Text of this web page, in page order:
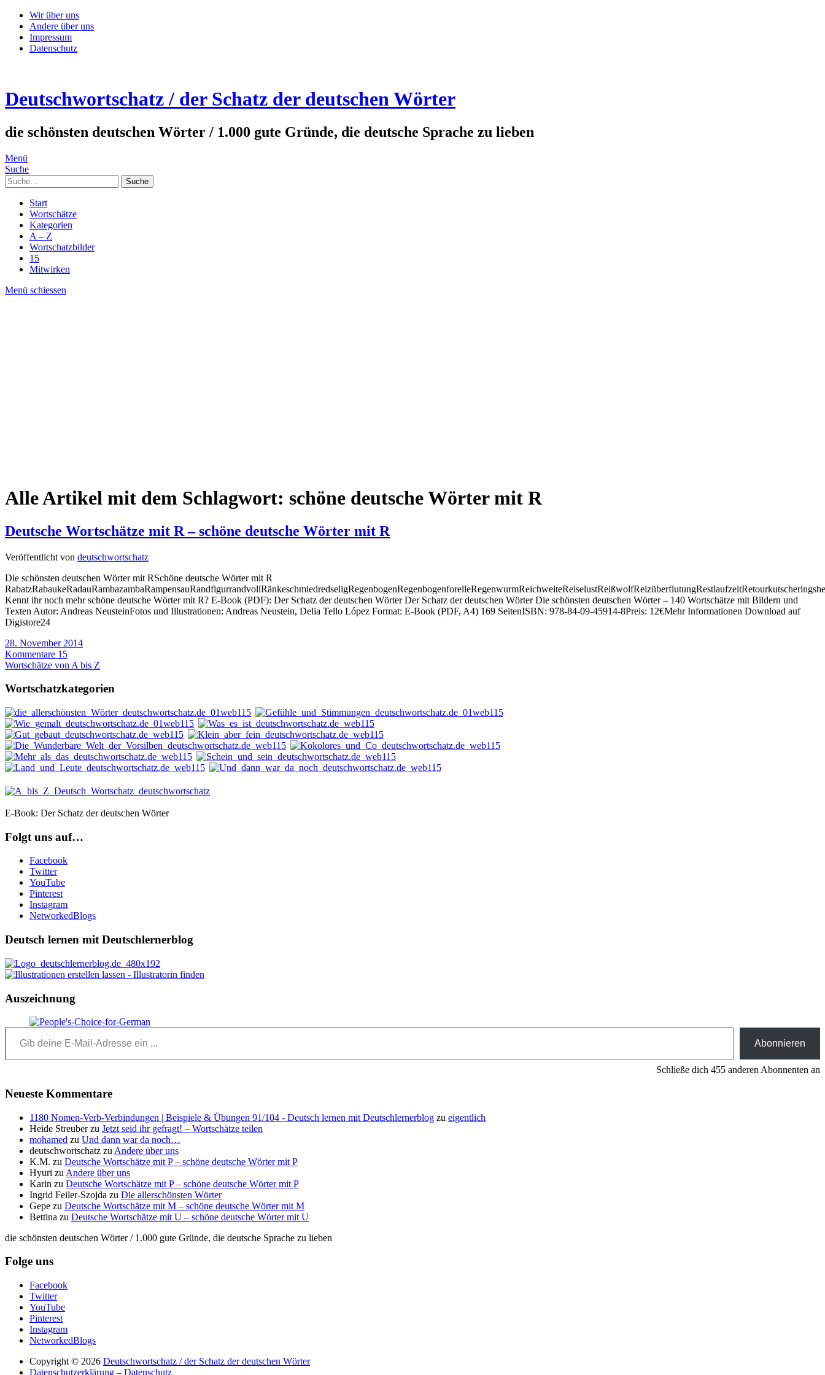
Wir über uns
Andere über uns
Impressum
Datenschutz
Deutschwortschatz / der Schatz der deutschen Wörter
die schönsten deutschen Wörter / 1.000 gute Gründe, die deutsche Sprache zu lieben
Menü
Suche
Suche
Start
Wortschätze
Kategorien
A – Z
Wortschatzbilder
15
Mitwirken
Menü schiessen
Alle Artikel mit dem Schlagwort: schöne deutsche Wörter mit R
Deutsche Wortschätze mit R – schöne deutsche Wörter mit R
Veröffentlicht von deutschwortschatz
Die schönsten deutschen Wörter mit RSchöne deutsche Wörter mit R
Kennt ihr noch mehr schöne deutsche Wörter mit R? E-Book (PDF): Der Schatz der deutschen Wörter Der Schatz der deutschen Wörter Die schönsten deutschen Wörter – 140 Wortschätze mit Bildern und
Texten Autor: Andreas NeusteinFotos und Illustrationen: Andreas Neustein, Delia Tello López Format: E-Book (PDF, A4) 169 SeitenISBN: 978-84-09-45914-8Preis: 12€Mehr Informationen Download auf
Digistore24
28. November 2014
Kommentare 15
Wortschätze von A bis Z
Wortschatzkategorien
E-Book: Der Schatz der deutschen Wörter
Folgt uns auf…
Facebook
Twitter
YouTube
Pinterest
Instagram
NetworkedBlogs
Deutsch lernen mit Deutschlernerblog
Auszeichnung
Gib deine E-Mail-Adresse ein ...
Abonnieren
Schließe dich 455 anderen Abonnenten an
Neueste Kommentare
1180 Nomen-Verb-Verbindungen | Beispiele & Übungen 91/104 - Deutsch lernen mit Deutschlernerblog zu eigentlich
Heide Streuberzu Jetzt seid ihr gefragt! – Wortschätze teilen
mohamed zu Und dann war da noch…
deutschwortschatz zu Andere über uns
K.M. zu Deutsche Wortschätze mit P – schöne deutsche Wörter mit P
Hyuri zu Andere über uns
Karin zu Deutsche Wortschätze mit P – schöne deutsche Wörter mit P
Ingrid Feiler-Szojda zu Die allerschönsten Wörter
Gepe zu Deutsche Wortschätze mit M – schöne deutsche Wörter mit M
Bettina zu Deutsche Wortschätze mit U – schöne deutsche Wörter mit U
die schönsten deutschen Wörter / 1.000 gute Gründe, die deutsche Sprache zu lieben
Folge uns
Facebook
Twitter
YouTube
Pinterest
Instagram
NetworkedBlogs
Copyright © 2026 Deutschwortschatz / der Schatz der deutschen Wörter
Datenschutzerklärung – Datenschutz